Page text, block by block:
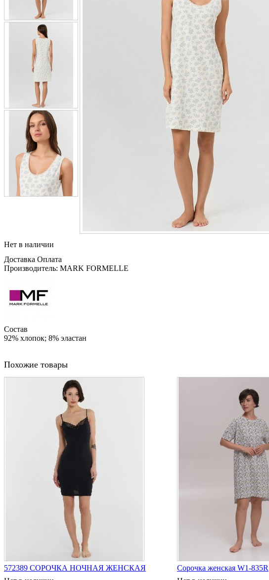
Нет в наличии
Доставка Оплата
Производитель: MARK FORMELLE
Состав
92% хлопок; 8% эластан
Похожие товары
572389 СОРОЧКА НОЧНАЯ ЖЕНСКАЯ
Сорочка женская W1-835R